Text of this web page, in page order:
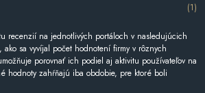
(1)
recenzií na jednotlivých portáloch v nasledujúcich
sa vyvíjal počet hodnotení firmy v rôznych
porovnať ich podiel aj aktivitu používateľov na
hodnoty zahŕňajú iba obdobie, pre ktoré boli